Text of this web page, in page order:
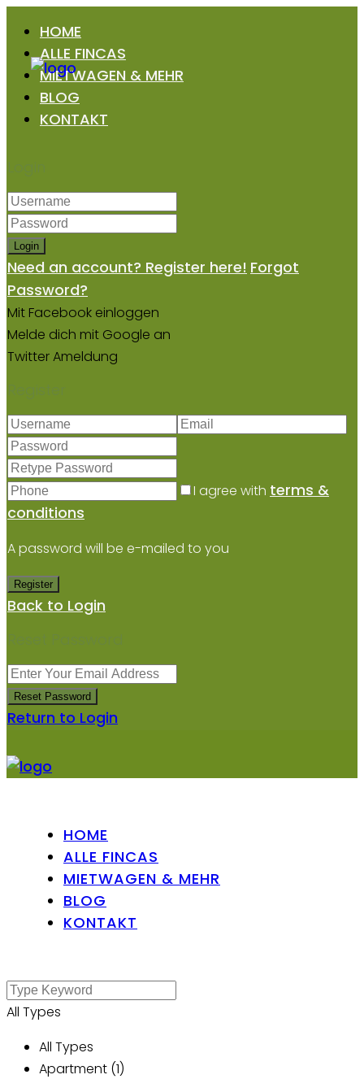
HOME
ALLE FINCAS
MIETWAGEN & MEHR
BLOG
KONTAKT
Login
Login
Need an account? Register here! Forgot
Password?
Mit Facebook einloggen
Melde dich mit Google an
Twitter Ameldung
Register
I agree with terms &
conditions
A password will be e-mailed to you
Register
Back to Login
Reset Password
Reset Password
Return to Login
HOME
ALLE FINCAS
MIETWAGEN & MEHR
BLOG
KONTAKT
All Types
All Types
Apartment (1)